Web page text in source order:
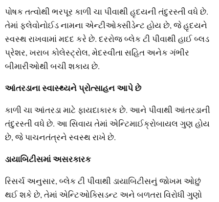
પોષક તત્વોથી ભરપૂર કાળી ચા પીવાથી હૃદયની તંદુરસ્તી વધે છે.
તેમાં ફ્લેવોનોઈડ નામના એન્ટીઓક્સીડેન્ટ હોય છે, જે હૃદયને
સ્વસ્થ રાખવામાં મદદ કરે છે. દરરોજ બ્લેક ટી પીવાથી હાઈ બ્લડ
પ્રેશર, ખરાબ કોલેસ્ટ્રોલ, મેદસ્વીતા સહિત અનેક ગંભીર
બીમારીઓથી બચી શકાય છે.
આંતરડાના સ્વાસ્થ્યને પ્રોત્સાહન આપે છે
કાળી ચા આંતરડા માટે ફાયદાકારક છે. આને પીવાથી આંતરડાની
તંદુરસ્તી વધે છે. આ સિવાય તેમાં એન્ટિમાઈક્રોબાયલ ગુણ હોય
છે, જે પાચનતંત્રને સ્વસ્થ રાખે છે.
ડાયાબિટીસમાં અસરકારક
રિસર્ચ અનુસાર, બ્લેક ટી પીવાથી ડાયાબિટીસનું જોખમ ઓછું
થઈ શકે છે, તેમાં એન્ટિઓક્સિડન્ટ અને બળતરા વિરોધી ગુણો